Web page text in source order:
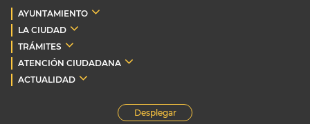
AYUNTAMIENTO
LA CIUDAD
TRÁMITES
ATENCIÓN CIUDADANA
ACTUALIDAD
Desplegar